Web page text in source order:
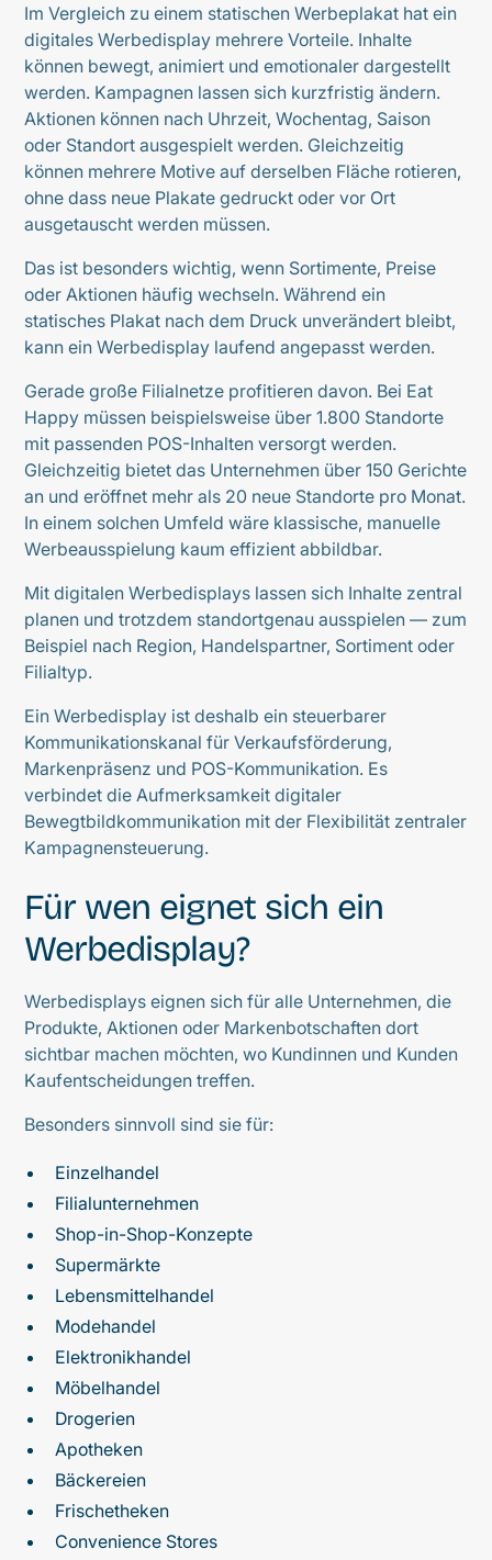
Im Vergleich zu einem statischen Werbeplakat hat ein
digitales Werbedisplay mehrere Vorteile. Inhalte
können bewegt, animiert und emotionaler dargestellt
werden. Kampagnen lassen sich kurzfristig ändern.
Aktionen können nach Uhrzeit, Wochentag, Saison
oder Standort ausgespielt werden. Gleichzeitig
können mehrere Motive auf derselben Fläche rotieren,
ohne dass neue Plakate gedruckt oder vor Ort
ausgetauscht werden müssen.
Das ist besonders wichtig, wenn Sortimente, Preise
oder Aktionen häufig wechseln. Während ein
statisches Plakat nach dem Druck unverändert bleibt,
kann ein Werbedisplay laufend angepasst werden.
Gerade große Filialnetze profitieren davon. Bei Eat
Happy müssen beispielsweise über 1.800 Standorte
mit passenden POS-Inhalten versorgt werden.
Gleichzeitig bietet das Unternehmen über 150 Gerichte
an und eröffnet mehr als 20 neue Standorte pro Monat.
In einem solchen Umfeld wäre klassische, manuelle
Werbeausspielung kaum effizient abbildbar.
Mit digitalen Werbedisplays lassen sich Inhalte zentral
planen und trotzdem standortgenau ausspielen — zum
Beispiel nach Region, Handelspartner, Sortiment oder
Filialtyp.
Ein Werbedisplay ist deshalb ein steuerbarer
Kommunikationskanal für Verkaufsförderung,
Markenpräsenz und POS-Kommunikation. Es
verbindet die Aufmerksamkeit digitaler
Bewegtbildkommunikation mit der Flexibilität zentraler
Kampagnensteuerung.
Für wen eignet sich ein
Werbedisplay?
Werbedisplays eignen sich für alle Unternehmen, die
Produkte, Aktionen oder Markenbotschaften dort
sichtbar machen möchten, wo Kundinnen und Kunden
Kaufentscheidungen treffen.
Besonders sinnvoll sind sie für:
Einzelhandel
Filialunternehmen
Shop-in-Shop-Konzepte
Supermärkte
Lebensmittelhandel
Modehandel
Elektronikhandel
Möbelhandel
Drogerien
Apotheken
Bäckereien
Frischetheken
Convenience Stores